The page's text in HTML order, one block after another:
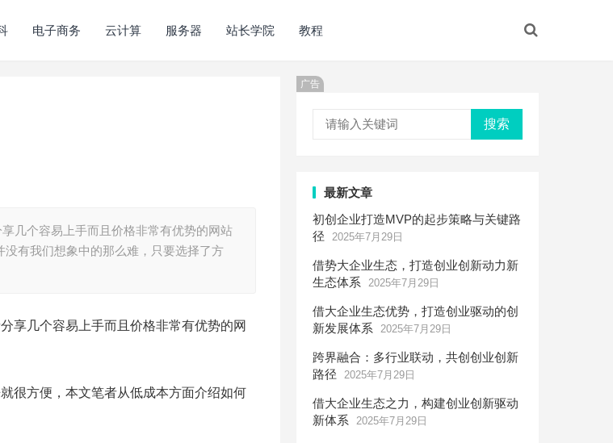
电子商务 云计算 服务器 站长学院 教程
几个容易上手而且价格非常有优势的网站
有我们想象中的那么难，只要选择了方
享几个容易上手而且价格非常有优势的网
很方便，本文笔者从低成本方面介绍如何
广告
搜索
最新文章
初创企业打造MVP的起步策略与关键路
径
2025年7月29日
借势大企业生态，打造创业创新动力新
生态体系
2025年7月29日
借大企业生态优势，打造创业驱动的创
新发展体系
2025年7月29日
跨界融合：多行业联动，共创创业创新
路径
2025年7月29日
借大企业生态之力，构建创业创新驱动
新体系
2025年7月29日